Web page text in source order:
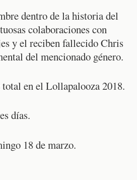
dentro de la historia del
colaboraciones con
y el reciben fallecido Chris
del mencionado género.
en el Lollapalooza 2018.
días.
18 de marzo.